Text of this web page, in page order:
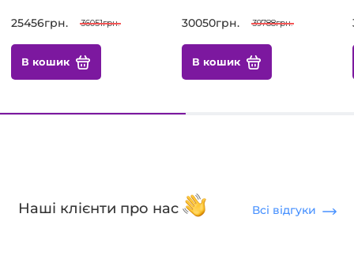
25456грн. 36051грн.
В кошик
30050грн. 39788грн.
В кошик
Наші клієнти про нас Всі відгуки